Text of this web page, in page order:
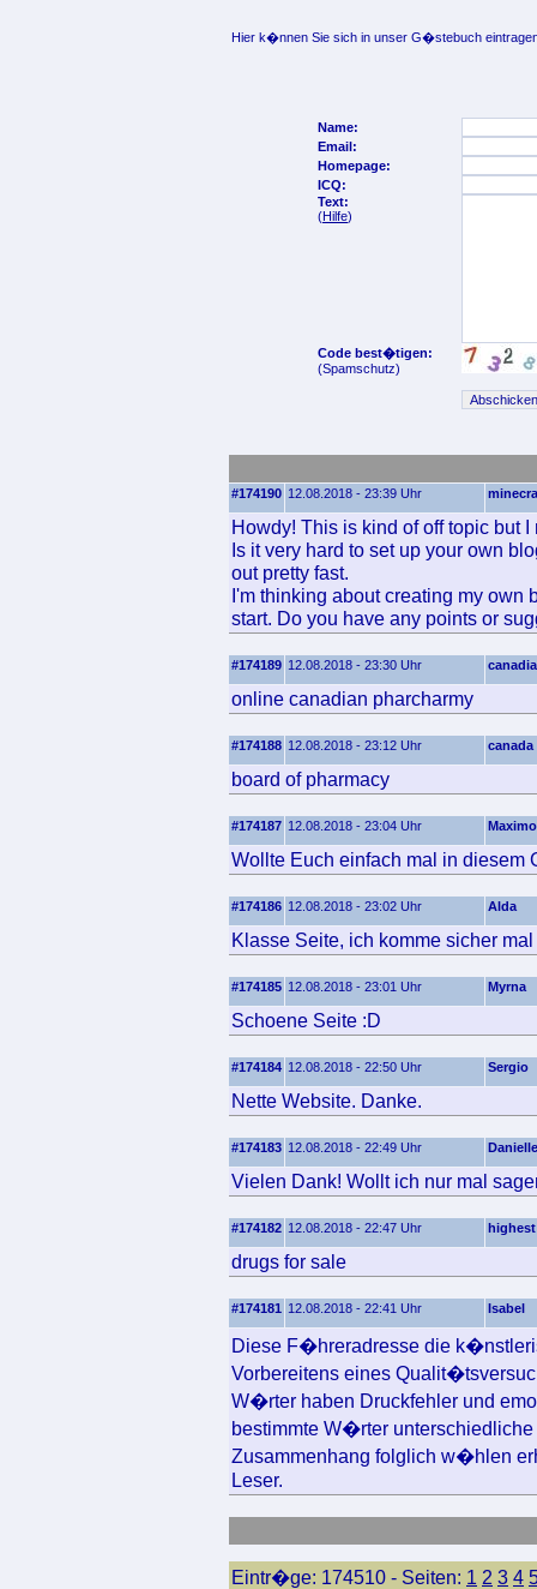
Hier k�nnen Sie sich in unser G�stebuch
Name:
Email:
Homepage:
ICQ:
Text:
(Hilfe)
Code best�tigen:
(Spamschutz)
#174190 12.08.2018 - 23:39 Uhr
Howdy! This is kind of off topic but
Is it very hard to set up your own
out pretty fast.
I'm thinking about creating my own
start. Do you have any points or
#174189 12.08.2018 - 23:30 Uhr
online canadian pharcharmy
#174188 12.08.2018 - 23:12 Uhr
board of pharmacy
#174187 12.08.2018 - 23:04 Uhr Maximo
Wollte Euch einfach mal in diesem
#174186 12.08.2018 - 23:02 Uhr Alda
Klasse Seite, ich komme sicher
#174185 12.08.2018 - 23:01 Uhr Myrna
Schoene Seite :D
#174184 12.08.2018 - 22:50 Uhr Sergio
Nette Website. Danke.
#174183 12.08.2018 - 22:49 Uhr Danielle
Vielen Dank! Wollt ich nur mal
#174182 12.08.2018 - 22:47 Uhr highest
drugs for sale
#174181 12.08.2018 - 22:41 Uhr Isabel
Diese F�hreradresse die
Vorbereitens eines
W�rter haben Druckfehler und
bestimmte W�rter
Zusammenhang folglich w�hlen
Leser.
Eintr�ge: 174510 - Seiten: 1 2 3 4